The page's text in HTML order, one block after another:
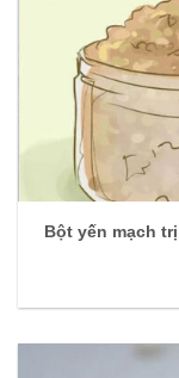
Bột yến mạch